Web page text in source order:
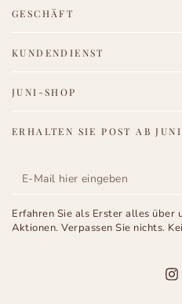
GESCHÄFT
KUNDENDIENST
JUNI-SHOP
ERHALTEN SIE POST AB JUNI
E-
hier
Erfahren Sie als Erster alles über
Aktionen. Verpassen Sie nichts.